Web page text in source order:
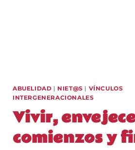
ABUELIDAD | NIET@S | VÍNCULOS
INTERGENERACIONALES
Vivir,
comienzos y